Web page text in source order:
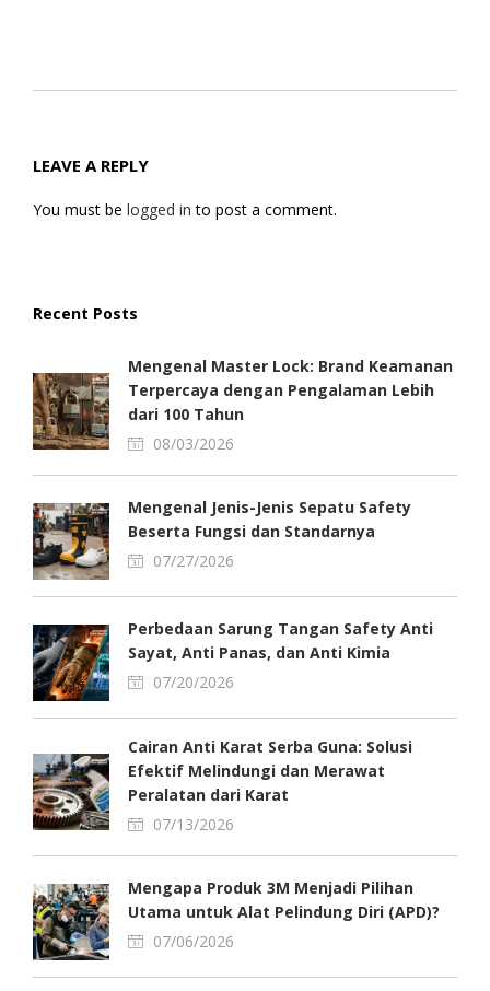
Recent Posts
Mengenal Master Lock: Brand Keamanan
Terpercaya dengan Pengalaman Lebih
dari 100 Tahun
08/03/2026
Mengenal Jenis-Jenis Sepatu Safety
Beserta Fungsi dan Standarnya
07/27/2026
Perbedaan Sarung Tangan Safety Anti
Sayat, Anti Panas, dan Anti Kimia
07/20/2026
Cairan Anti Karat Serba Guna: Solusi
Efektif Melindungi dan Merawat
Peralatan dari Karat
07/13/2026
Mengapa Produk 3M Menjadi Pilihan
Utama untuk Alat Pelindung Diri (APD)?
07/06/2026
LEAVE A REPLY
You must be logged in to post a comment.